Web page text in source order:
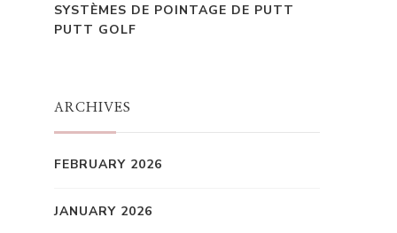
SYSTÈMES DE POINTAGE DE PUTT
PUTT GOLF
ARCHIVES
FEBRUARY 2026
JANUARY 2026